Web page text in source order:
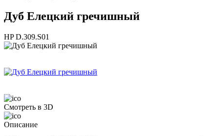
Дуб Елецкий гречишный
HP D.309.S01
Смотреть в 3D
Описание